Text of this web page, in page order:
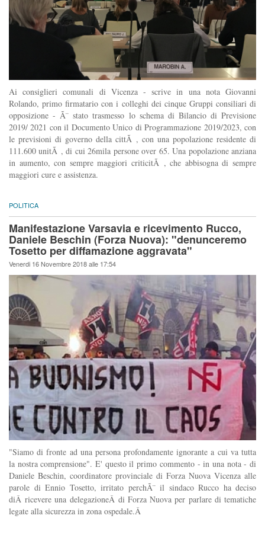
Ai consiglieri comunali di Vicenza - scrive in una nota Giovanni
Rolando, primo firmatario con i colleghi dei cinque Gruppi consiliari di
opposizione - Ã¨ stato trasmesso lo schema di Bilancio di Previsione
2019/ 2021 con il Documento Unico di Programmazione 2019/2023, con
le previsioni di governo della cittÃ , con una popolazione residente di
111.600 unitÃ , di cui 26mila persone over 65. Una popolazione anziana
in aumento, con sempre maggiori criticitÃ , che abbisogna di sempre
maggiori cure e assistenza.
POLITICA
Manifestazione Varsavia e ricevimento Rucco,
Daniele Beschin (Forza Nuova): "denunceremo
Tosetto per diffamazione aggravata"
Venerdi 16 Novembre 2018 alle 17:54
"Siamo di fronte ad una persona profondamente ignorante a cui va tutta
la nostra comprensione". E' questo il primo commento - in una nota - di
Daniele Beschin, coordinatore provinciale di Forza Nuova Vicenza alle
parole di Ennio Tosetto, irritato perchÃ¨ il sindaco Rucco ha deciso
diÂ ricevere una delegazioneÂ di Forza Nuova per parlare di tematiche
legate alla sicurezza in zona ospedale.Â